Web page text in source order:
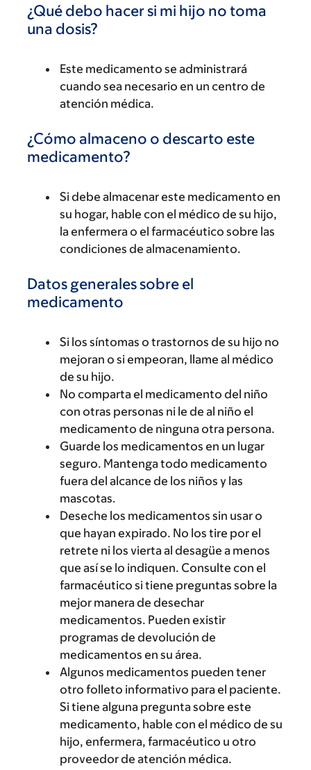
¿Qué debo hacer si mi hijo no toma
una dosis?
Este medicamento se administrará
cuando sea necesario en un centro de
atención médica.
¿Cómo almaceno o descarto este
medicamento?
Si debe almacenar este medicamento en
su hogar, hable con el médico de su hijo,
la enfermera o el farmacéutico sobre las
condiciones de almacenamiento.
Datos generales sobre el
medicamento
Si los síntomas o trastornos de su hijo no
mejoran o si empeoran, llame al médico
de su hijo.
No comparta el medicamento del niño
con otras personas ni le de al niño el
medicamento de ninguna otra persona.
Guarde los medicamentos en un lugar
seguro. Mantenga todo medicamento
fuera del alcance de los niños y las
mascotas.
Deseche los medicamentos sin usar o
que hayan expirado. No los tire por el
retrete ni los vierta al desagüe a menos
que así se lo indiquen. Consulte con el
farmacéutico si tiene preguntas sobre la
mejor manera de desechar
medicamentos. Pueden existir
programas de devolución de
medicamentos en su área.
Algunos medicamentos pueden tener
otro folleto informativo para el paciente.
Si tiene alguna pregunta sobre este
medicamento, hable con el médico de su
hijo, enfermera, farmacéutico u otro
proveedor de atención médica.